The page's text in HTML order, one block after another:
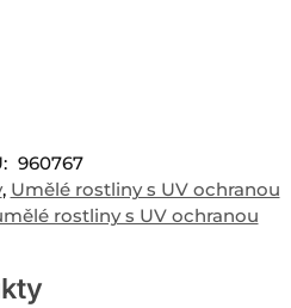
960767
, Umělé rostliny s UV ochranou
rostliny s UV ochranou